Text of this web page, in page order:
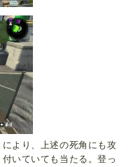
より、上述の死角にも攻
いていても当たる。登っ